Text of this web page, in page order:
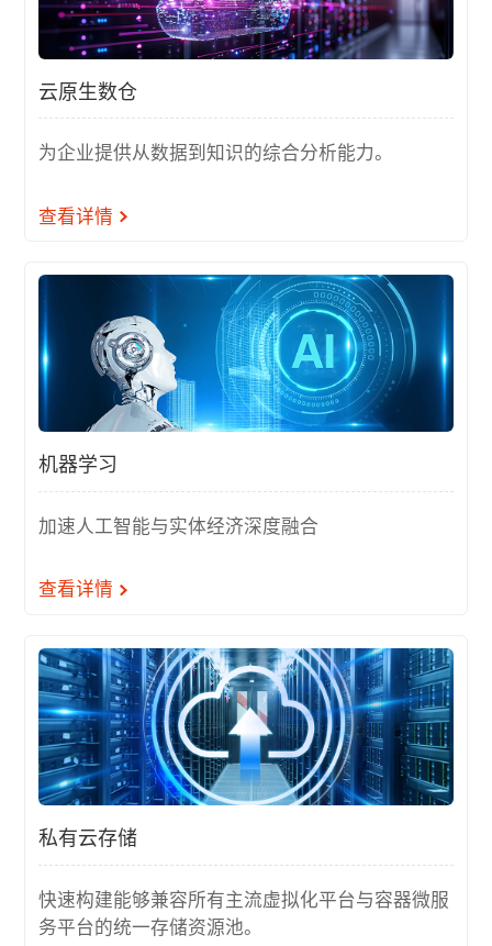
云原生数仓
为企业提供从数据到知识的综合分析能力。
查看详情
机器学习
加速人工智能与实体经济深度融合
查看详情
私有云存储
快速构建能够兼容所有主流虚拟化平台与容器微服
务平台的统一存储资源池。